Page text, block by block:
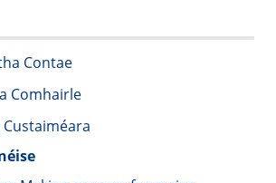
Contae
Comhairle